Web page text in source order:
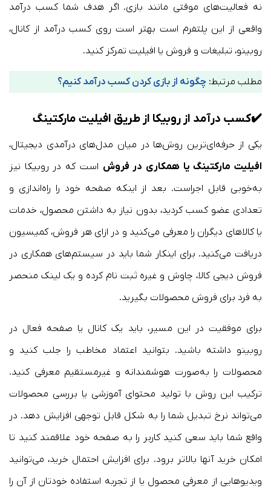
نه فعالیت‌های موقتی مانند بازی. اگر هدف شما کسب درآمد
واقعی از این پلتفرم است بهتر است روی کسب درآمد از کانال،
روبینو، تبلیغات و فروش یا افیلیت تمرکز کنید.
مطلب مرتبط: چگونه از بازی کردن کسب درآمد کنیم؟
✔️کسب درآمد از روبیکا از طریق افیلیت مارکتینگ
یکی از حرفه‌ای‌ترین روش‌ها در میان مدل‌های درآمدی دیجیتال،
افیلیت مارکتینگ یا همکاری در فروش است که در روبیکا نیز
به‌خوبی قابل اجراست. بعد از اینکه صفحه خود را راه‌اندازی و
تعدادی عضو کسب کردید، بدون نیاز به داشتن محصول، خدمات
یا کالاهای دیگران را معرفی می‌کنید و در ازای هر فروش، کمیسیون
دریافت می‌کنید. برای اینکار شما باید در سیستم‌های همکاری در
فروش دیجی کالا، چاوش و غیره ثبت نام کرده و یک لینک منحصر
به فرد برای فروش محصولات بگیرید.
برای موفقیت در این مسیر، باید یک کانال یا صفحه فعال در
روبینو داشته باشید. بتوانید اعتماد مخاطب را جلب کنید و
محصولات را به‌صورت هوشمندانه و غیرمستقیم معرفی کنید.
ترکیب این روش با تولید محتوای آموزشی یا بررسی محصولات
می‌تواند نرخ تبدیل شما را به شکل قابل توجهی افزایش دهد. در
واقع شما باید سعی کنید کاربر را به صفحه خود علاقمند کنید تا
امکان خرید آنها بالاتر برود. برای افزایش احتمال خرید، می‌توانید
ویدیوهایی از معرفی محصول یا از تجربه استفاده خودتان از آن را